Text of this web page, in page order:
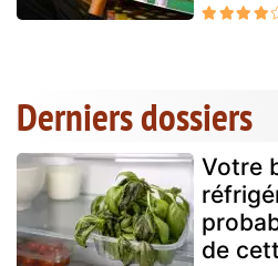
Derniers dossiers
Votre
de